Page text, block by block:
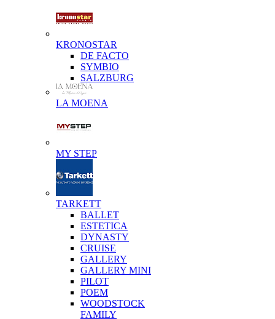
KRONOSTAR
DE FACTO
SYMBIO
SALZBURG
LA MOENA
MY STEP
TARKETT
BALLET
ESTETICA
DYNASTY
CRUISE
GALLERY
GALLERY MINI
PILOT
POEM
WOODSTOCK
FAMILY